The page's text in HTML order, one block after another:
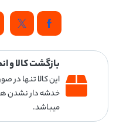
بازگشت کالا و
این کالا تنها
خدشه دار نشدن
میباشد.